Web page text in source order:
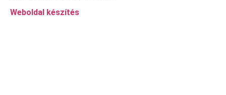
Weboldal készítés